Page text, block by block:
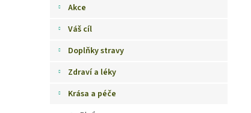
Akce
Váš cíl
Doplňky stravy
Zdraví a léky
Krása a péče